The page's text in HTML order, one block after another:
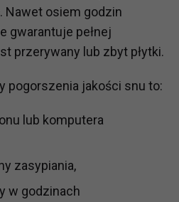
osiem godzin
gwarantuje pełnej
przerywany lub zbyt płytki.
pogorszenia jakości snu to:
lub komputera
zasypiania,
w godzinach